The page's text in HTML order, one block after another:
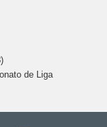
de Liga